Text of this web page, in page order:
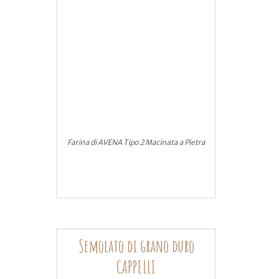
Farina di AVENA Tipo 2 Macinata a Pietra
Semolato di grano duro
CAPPELLI